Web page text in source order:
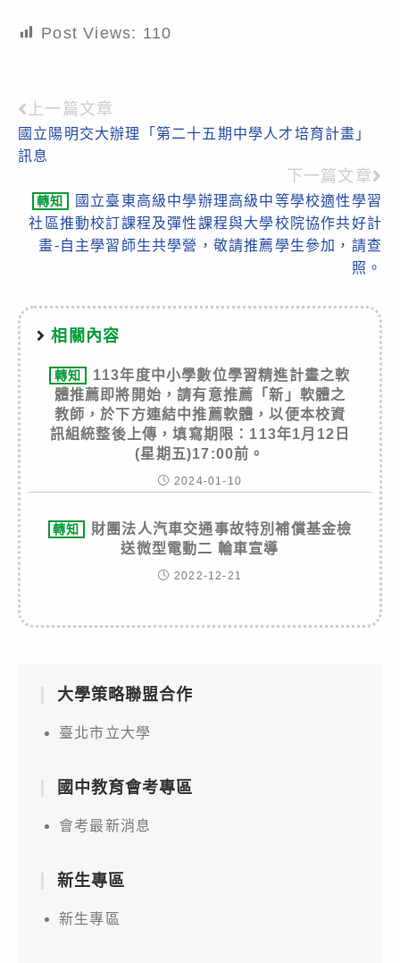
Post Views: 110
Read
more
上一篇文章
國立陽明交大辦理「第二十五期中學人才培育計畫」
訊息
下一篇文章
轉知
國立臺東高級中學辦理高級中等學校適性學習
社區推動校訂課程及彈性課程與大學校院協作共好計
畫-自主學習師生共學營，敬請推薦學生參加，請查
照。
相關內容
轉知
113年度中小學數位學習精進計畫之軟
體推薦即將開始，請有意推薦「新」軟體之
教師，於下方連結中推薦軟體，以便本校資
訊組統整後上傳，填寫期限：113年1月12日
(星期五)17:00前。
2024-01-10
轉知
財團法人汽車交通事故特別補償基金檢
送微型電動二 輪車宣導
2022-12-21
大學策略聯盟合作
臺北市立大學
國中教育會考專區
會考最新消息
新生專區
新生專區